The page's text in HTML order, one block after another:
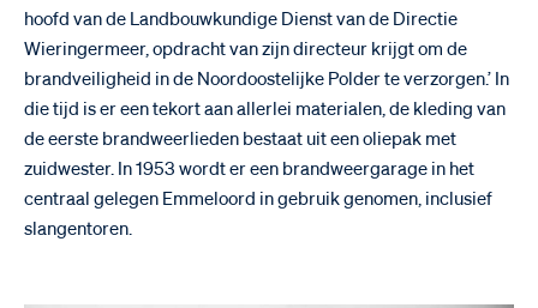
hoofd van de Landbouwkundige Dienst van de Directie
Wieringermeer, opdracht van zijn directeur krijgt om de
brandveiligheid in de Noordoostelijke Polder te verzorgen.’ In
die tijd is er een tekort aan allerlei materialen, de kleding van
de eerste brandweerlieden bestaat uit een oliepak met
zuidwester. In 1953 wordt er een brandweergarage in het
centraal gelegen Emmeloord in gebruik genomen, inclusief
slangentoren.